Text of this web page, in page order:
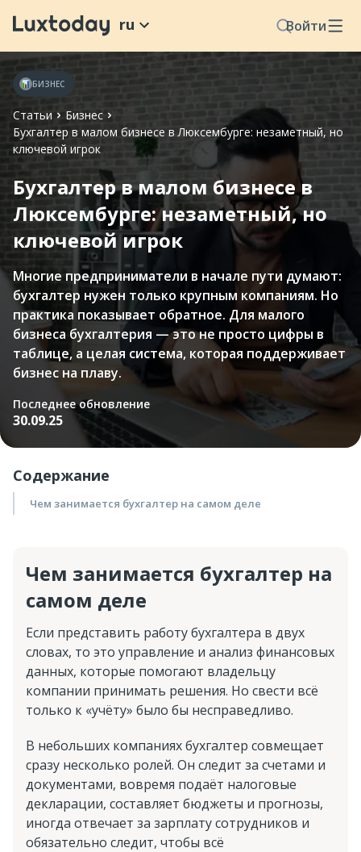
Войти
ru
Статьи
Бизнес
Бухгалтер в малом бизнесе в Люксембурге: незаметный, но
ключевой игрок
БИЗНЕС
Бухгалтер в малом бизнесе в
Люксембурге: незаметный, но
ключевой игрок
Многие предприниматели в начале пути думают:
бухгалтер нужен только крупным компаниям. Но
практика показывает обратное. Для малого
бизнеса бухгалтерия — это не просто цифры в
таблице, а целая система, которая поддерживает
бизнес на плаву.
Последнее обновление
30.09.25
Содержание
Чем занимается бухгалтер на самом деле
Чем занимается бухгалтер на
самом деле
Если представить работу бухгалтера в двух
словах, то это управление и анализ финансовых
данных, которые помогают владельцу
компании принимать решения. Но свести всё
только к «учёту» было бы несправедливо.
В небольших компаниях бухгалтер совмещает
сразу несколько ролей. Он следит за счетами и
документами, вовремя подаёт налоговые
декларации, составляет бюджеты и прогнозы,
иногда отвечает за зарплату сотрудников и
обязательно следит, чтобы всё